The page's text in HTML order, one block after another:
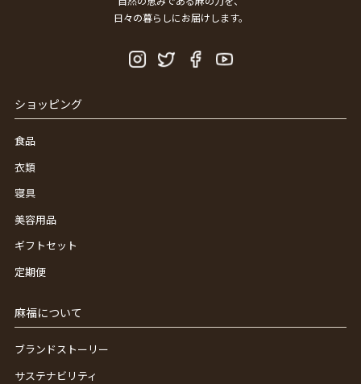
日々の暮らしにお届けします。
ショッピング
食品
衣類
寝具
美容用品
ギフトセット
定期便
麻福について
ブランドストーリー
サステナビリティ